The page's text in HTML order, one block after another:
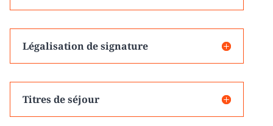
Légalisation de signature
Titres de séjour